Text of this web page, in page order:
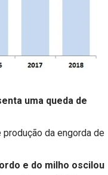
uma queda de
da engorda de
e do milho oscilou